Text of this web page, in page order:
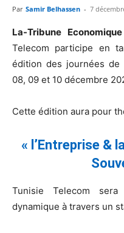
Par Samir Belhassen - 7
La-Tribune
Telecom participe en
édition des journées de
08, 09 et 10 décembre
Cette édition aura pour
« l’Entreprise &
Tunisie Telecom
dynamique à travers un